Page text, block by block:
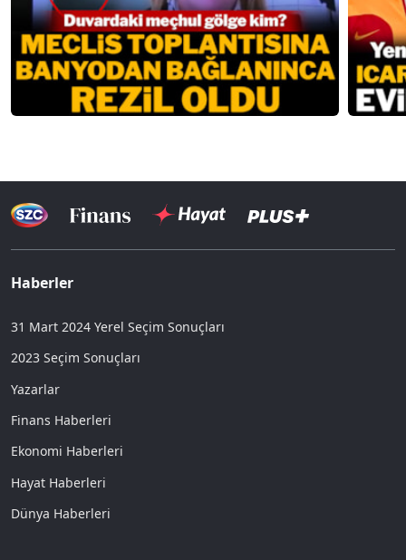
Haberler
31 Mart 2024 Yerel Seçim Sonuçları
2023 Seçim Sonuçları
Yazarlar
Finans Haberleri
Ekonomi Haberleri
Hayat Haberleri
Dünya Haberleri